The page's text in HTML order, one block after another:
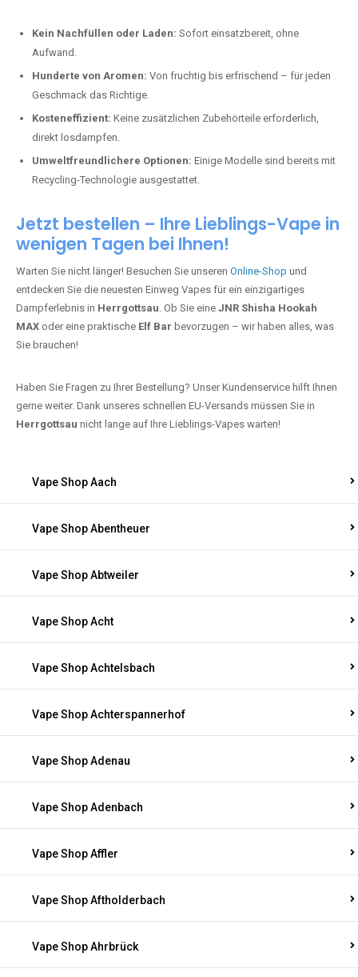
Kein Nachfüllen oder Laden: Sofort einsatzbereit, ohne
Aufwand.
Hunderte von Aromen: Von fruchtig bis erfrischend – für jeden
Geschmack das Richtige.
Kosteneffizient: Keine zusätzlichen Zubehörteile erforderlich,
direkt losdampfen.
Umweltfreundlichere Optionen: Einige Modelle sind bereits mit
Recycling-Technologie ausgestattet.
Jetzt bestellen – Ihre Lieblings-Vape in
wenigen Tagen bei Ihnen!
Warten Sie nicht länger! Besuchen Sie unseren Online-Shop und
entdecken Sie die neuesten Einweg Vapes für ein einzigartiges
Dampferlebnis in Herrgottsau. Ob Sie eine JNR Shisha Hookah
MAX oder eine praktische Elf Bar bevorzugen – wir haben alles, was
Sie brauchen!
Haben Sie Fragen zu Ihrer Bestellung? Unser Kundenservice hilft Ihnen
gerne weiter. Dank unseres schnellen EU-Versands müssen Sie in
Herrgottsau nicht lange auf Ihre Lieblings-Vapes warten!
Vape Shop Aach
Vape Shop Abentheuer
Vape Shop Abtweiler
Vape Shop Acht
Vape Shop Achtelsbach
Vape Shop Achterspannerhof
Vape Shop Adenau
Vape Shop Adenbach
Vape Shop Affler
Vape Shop Aftholderbach
Vape Shop Ahrbrück